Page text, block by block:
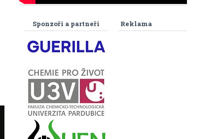
Reklama
Sponzoři a partneři